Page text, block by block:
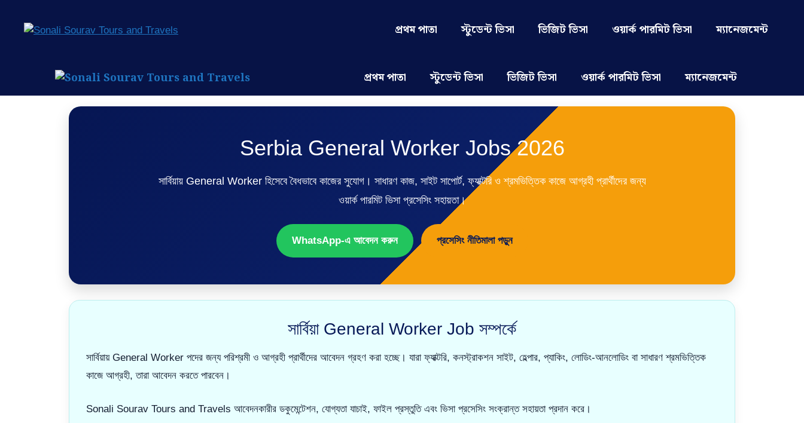
প্রথম পাতা স্টুডেন্ট ভিসা ভিজিট ভিসা ওয়ার্ক পারমিট ভিসা ম্যানেজমেন্ট
প্রথম পাতা স্টুডেন্ট ভিসা ভিজিট ভিসা ওয়ার্ক পারমিট ভিসা ম্যানেজমেন্ট
Serbia General Worker Jobs 2026
সার্বিয়ায় General Worker হিসেবে বৈধভাবে কাজের সুযোগ। সাধারণ কাজ, সাইট সাপোর্ট, ফ্যাক্টরি ও শ্রমভিত্তিক কাজে আগ্রহী প্রার্থীদের জন্য
ওয়ার্ক পারমিট ভিসা প্রসেসিং সহায়তা।
WhatsApp-এ আবেদন করুন প্রসেসিং নীতিমালা পড়ুন
সার্বিয়া General Worker Job সম্পর্কে
সার্বিয়ায় General Worker পদের জন্য পরিশ্রমী ও আগ্রহী প্রার্থীদের আবেদন গ্রহণ করা হচ্ছে। যারা ফ্যাক্টরি, কনস্ট্রাকশন সাইট, হেল্পার, প্যাকিং, লোডিং-আনলোডিং বা সাধারণ শ্রমভিত্তিক
কাজে আগ্রহী, তারা আবেদন করতে পারবেন।
Sonali Sourav Tours and Travels আবেদনকারীর ডকুমেন্টেশন, যোগ্যতা যাচাই, ফাইল প্রস্তুতি এবং ভিসা প্রসেসিং সংক্রান্ত সহায়তা প্রদান করে।